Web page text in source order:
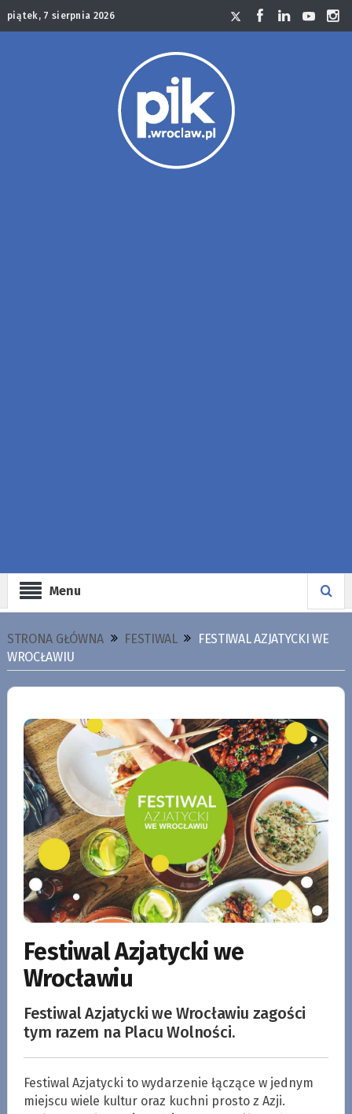
piątek, 7 sierpnia 2026
Menu
STRONA GŁÓWNA FESTIWAL
FESTIWAL AZJATYCKI WE
WROCŁAWIU
Festiwal Azjatycki we
Wrocławiu
Festiwal Azjatycki we Wrocławiu zagości
tym razem na Placu Wolności.
Festiwal Azjatycki to wydarzenie łączące w jednym
miejscu wiele kultur oraz kuchni prosto z Azji.